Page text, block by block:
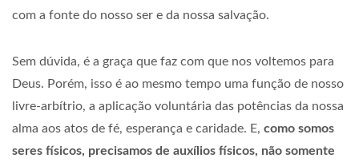
com a fonte do nosso ser e da nossa salvação.
Sem dúvida, é a graça que faz com que nos voltemos para
Deus. Porém, isso é ao mesmo tempo uma função de nosso
livre-arbítrio, a aplicação voluntária das potências da nossa
alma aos atos de fé, esperança e caridade. E, como somos
seres físicos, precisamos de auxílios físicos, não somente